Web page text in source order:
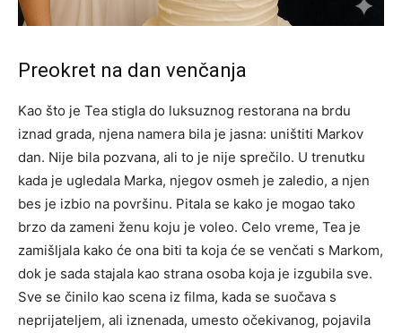
Preokret na dan venčanja
Kao što je Tea stigla do luksuznog restorana na brdu
iznad grada, njena namera bila je jasna: uništiti Markov
dan. Nije bila pozvana, ali to je nije sprečilo. U trenutku
kada je ugledala Marka, njegov osmeh je zaledio, a njen
bes je izbio na površinu. Pitala se kako je mogao tako
brzo da zameni ženu koju je voleo. Celo vreme, Tea je
zamišljala kako će ona biti ta koja će se venčati s Markom,
dok je sada stajala kao strana osoba koja je izgubila sve.
Sve se činilo kao scena iz filma, kada se suočava s
neprijateljem, ali iznenada, umesto očekivanog, pojavila